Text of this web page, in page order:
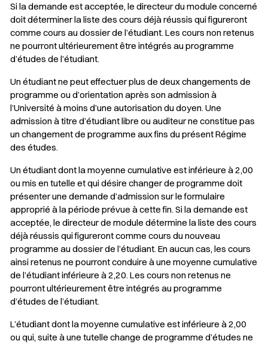
Si la demande est acceptée, le directeur du module concerné
doit déterminer la liste des cours déjà réussis qui figureront
comme cours au dossier de l’étudiant. Les cours non retenus
ne pourront ultérieurement être intégrés au programme
d’études de l’étudiant.
Un étudiant ne peut effectuer plus de deux changements de
programme ou d’orientation après son admission à
l’Université à moins d’une autorisation du doyen. Une
admission à titre d’étudiant libre ou auditeur ne constitue pas
un changement de programme aux fins du présent Régime
des études.
Un étudiant dont la moyenne cumulative est inférieure à 2,00
ou mis en tutelle et qui désire changer de programme doit
présenter une demande d’admission sur le formulaire
approprié à la période prévue à cette fin. Si la demande est
acceptée, le directeur de module détermine la liste des cours
déjà réussis qui figureront comme cours du nouveau
programme au dossier de l’étudiant. En aucun cas, les cours
ainsi retenus ne pourront conduire à une moyenne cumulative
de l’étudiant inférieure à 2,20. Les cours non retenus ne
pourront ultérieurement être intégrés au programme
d’études de l’étudiant.
L’étudiant dont la moyenne cumulative est inférieure à 2,00
ou qui, suite à une tutelle change de programme d’études ne